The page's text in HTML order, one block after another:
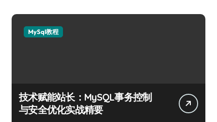
MySql教程
技术赋能站长：MySQL事务控制
与安全优化实战精要